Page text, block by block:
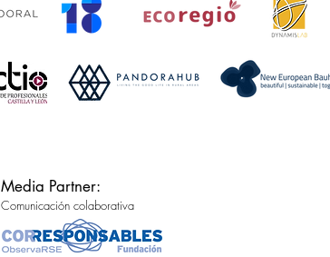
Media Partner:
Comunicación colaborativa